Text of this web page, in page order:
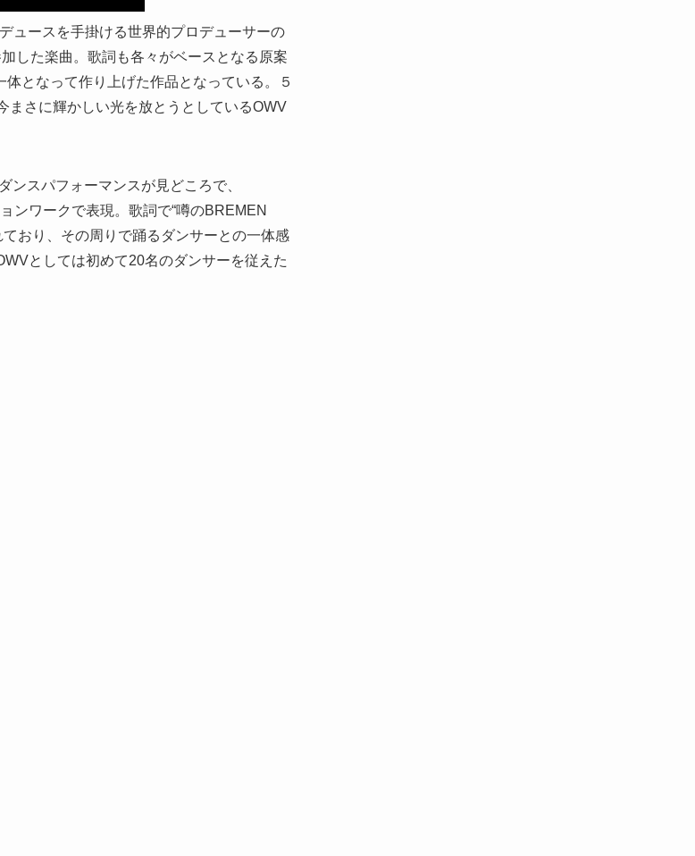
ュースを手掛ける世界的プロデューサーの
した楽曲。歌詞も各々がベースとなる原案
となって作り上げた作品となっている。５
まさに輝かしい光を放とうとしているOWV
ンスパフォーマンスが見どころで、
ンワークで表現。歌詞で“噂のBREMEN
おり、その周りで踊るダンサーとの一体感
としては初めて20名のダンサーを従えた